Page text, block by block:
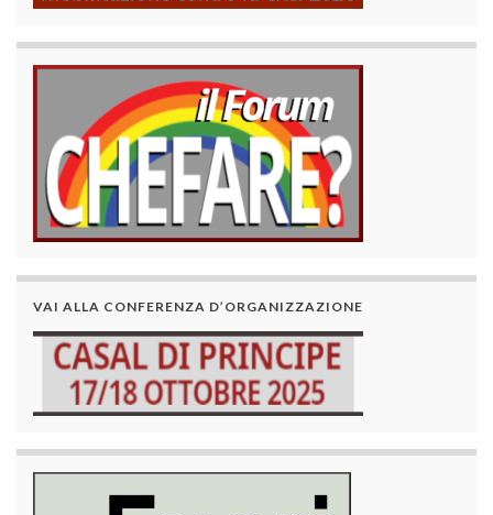
VAI ALLA CONFERENZA D’ORGANIZZAZIONE